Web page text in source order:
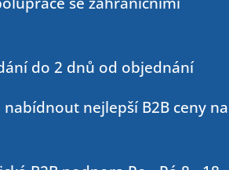
do 2 dnů od objednání
nabídnout nejlepší B2B ceny na